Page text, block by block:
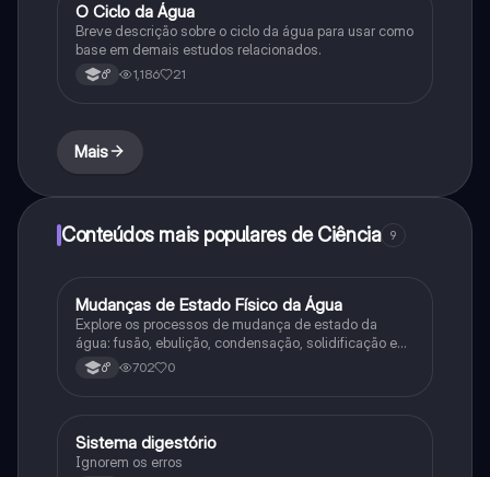
Química
O Ciclo da Água
Breve descrição sobre o ciclo da água para usar como
base em demais estudos relacionados.
6° 1,186 21
Mais
Conteúdos mais populares de Ciência 9
MCiência
Mudanças de Estado Físico da Água
Explore os processos de mudança de estado da
água: fusão, ebulição, condensação, solidificação e
sublimação.
6° 702 0
Ciência
Sistema digestório
Ignorem os erros